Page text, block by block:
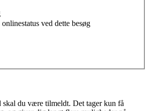
ved dette besøg
skal du være tilmeldt. Det tager kun få